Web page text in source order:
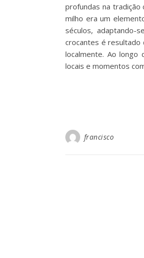
profundas na tradição
milho era um
séculos, adaptando-
crocantes é resultado
localmente. Ao
locais e momentos
francisco